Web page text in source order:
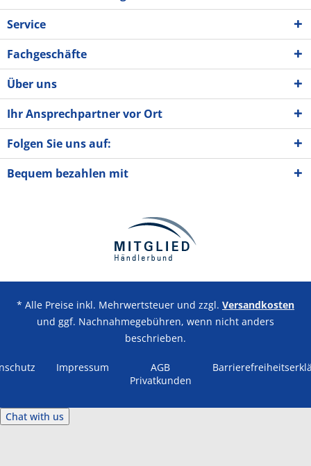
Service
Fachgeschäfte
Über uns
Ihr Ansprechpartner vor Ort
Folgen Sie uns auf:
Bequem bezahlen mit
* Alle Preise inkl. Mehrwertsteuer und zzgl. Versandkosten
und ggf. Nachnahmegebühren, wenn nicht anders
beschrieben.
Impressum
AGB
Privatkunden
Chat with us